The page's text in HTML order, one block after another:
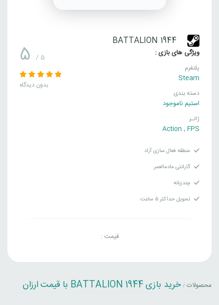
BATTALION 1944
ویژگی های بازی :
پلتفرم
Steam
دسته بندی
استیم ناموجود
ژانـر
Action , FPS
5 / 5
بدون دیدگاه
منطقه فعال سازی آزاد
گارانتی مادمالعمر
چندزبانه
تحویل حداکثر ۵ ساعت
قیمت :
محصولات / خرید بازی BATTALION 1944 با قیمت ارزان